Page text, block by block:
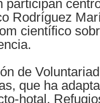
participan
Rodríguez
científico
de
que ha
hotal.